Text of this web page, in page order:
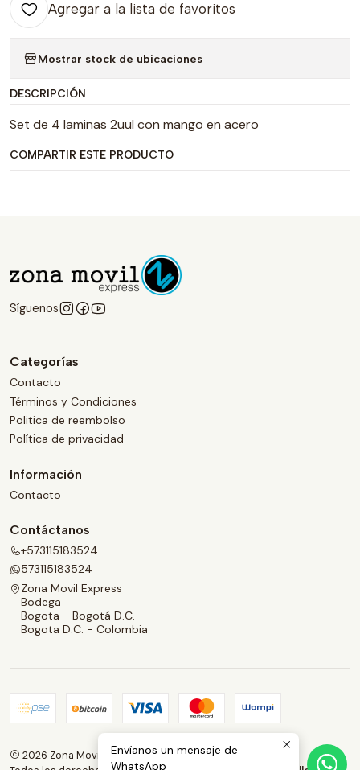
Agregar a la lista de favoritos
Mostrar stock de ubicaciones
DESCRIPCIÓN
Set de 4 laminas 2uul con mango en acero
COMPARTIR ESTE PRODUCTO
Síguenos
Categorías
Contacto
Términos y Condiciones
Politica de reembolso
Política de privacidad
Información
Contacto
Contáctanos
+573115183524
573115183524
Zona Movil Express
Bodega
Bogota - Bogotá D.C.
Bogota D.C. - Colombia
2026 Zona Movil Express.Envíanos un mensaje de
WhatsApp